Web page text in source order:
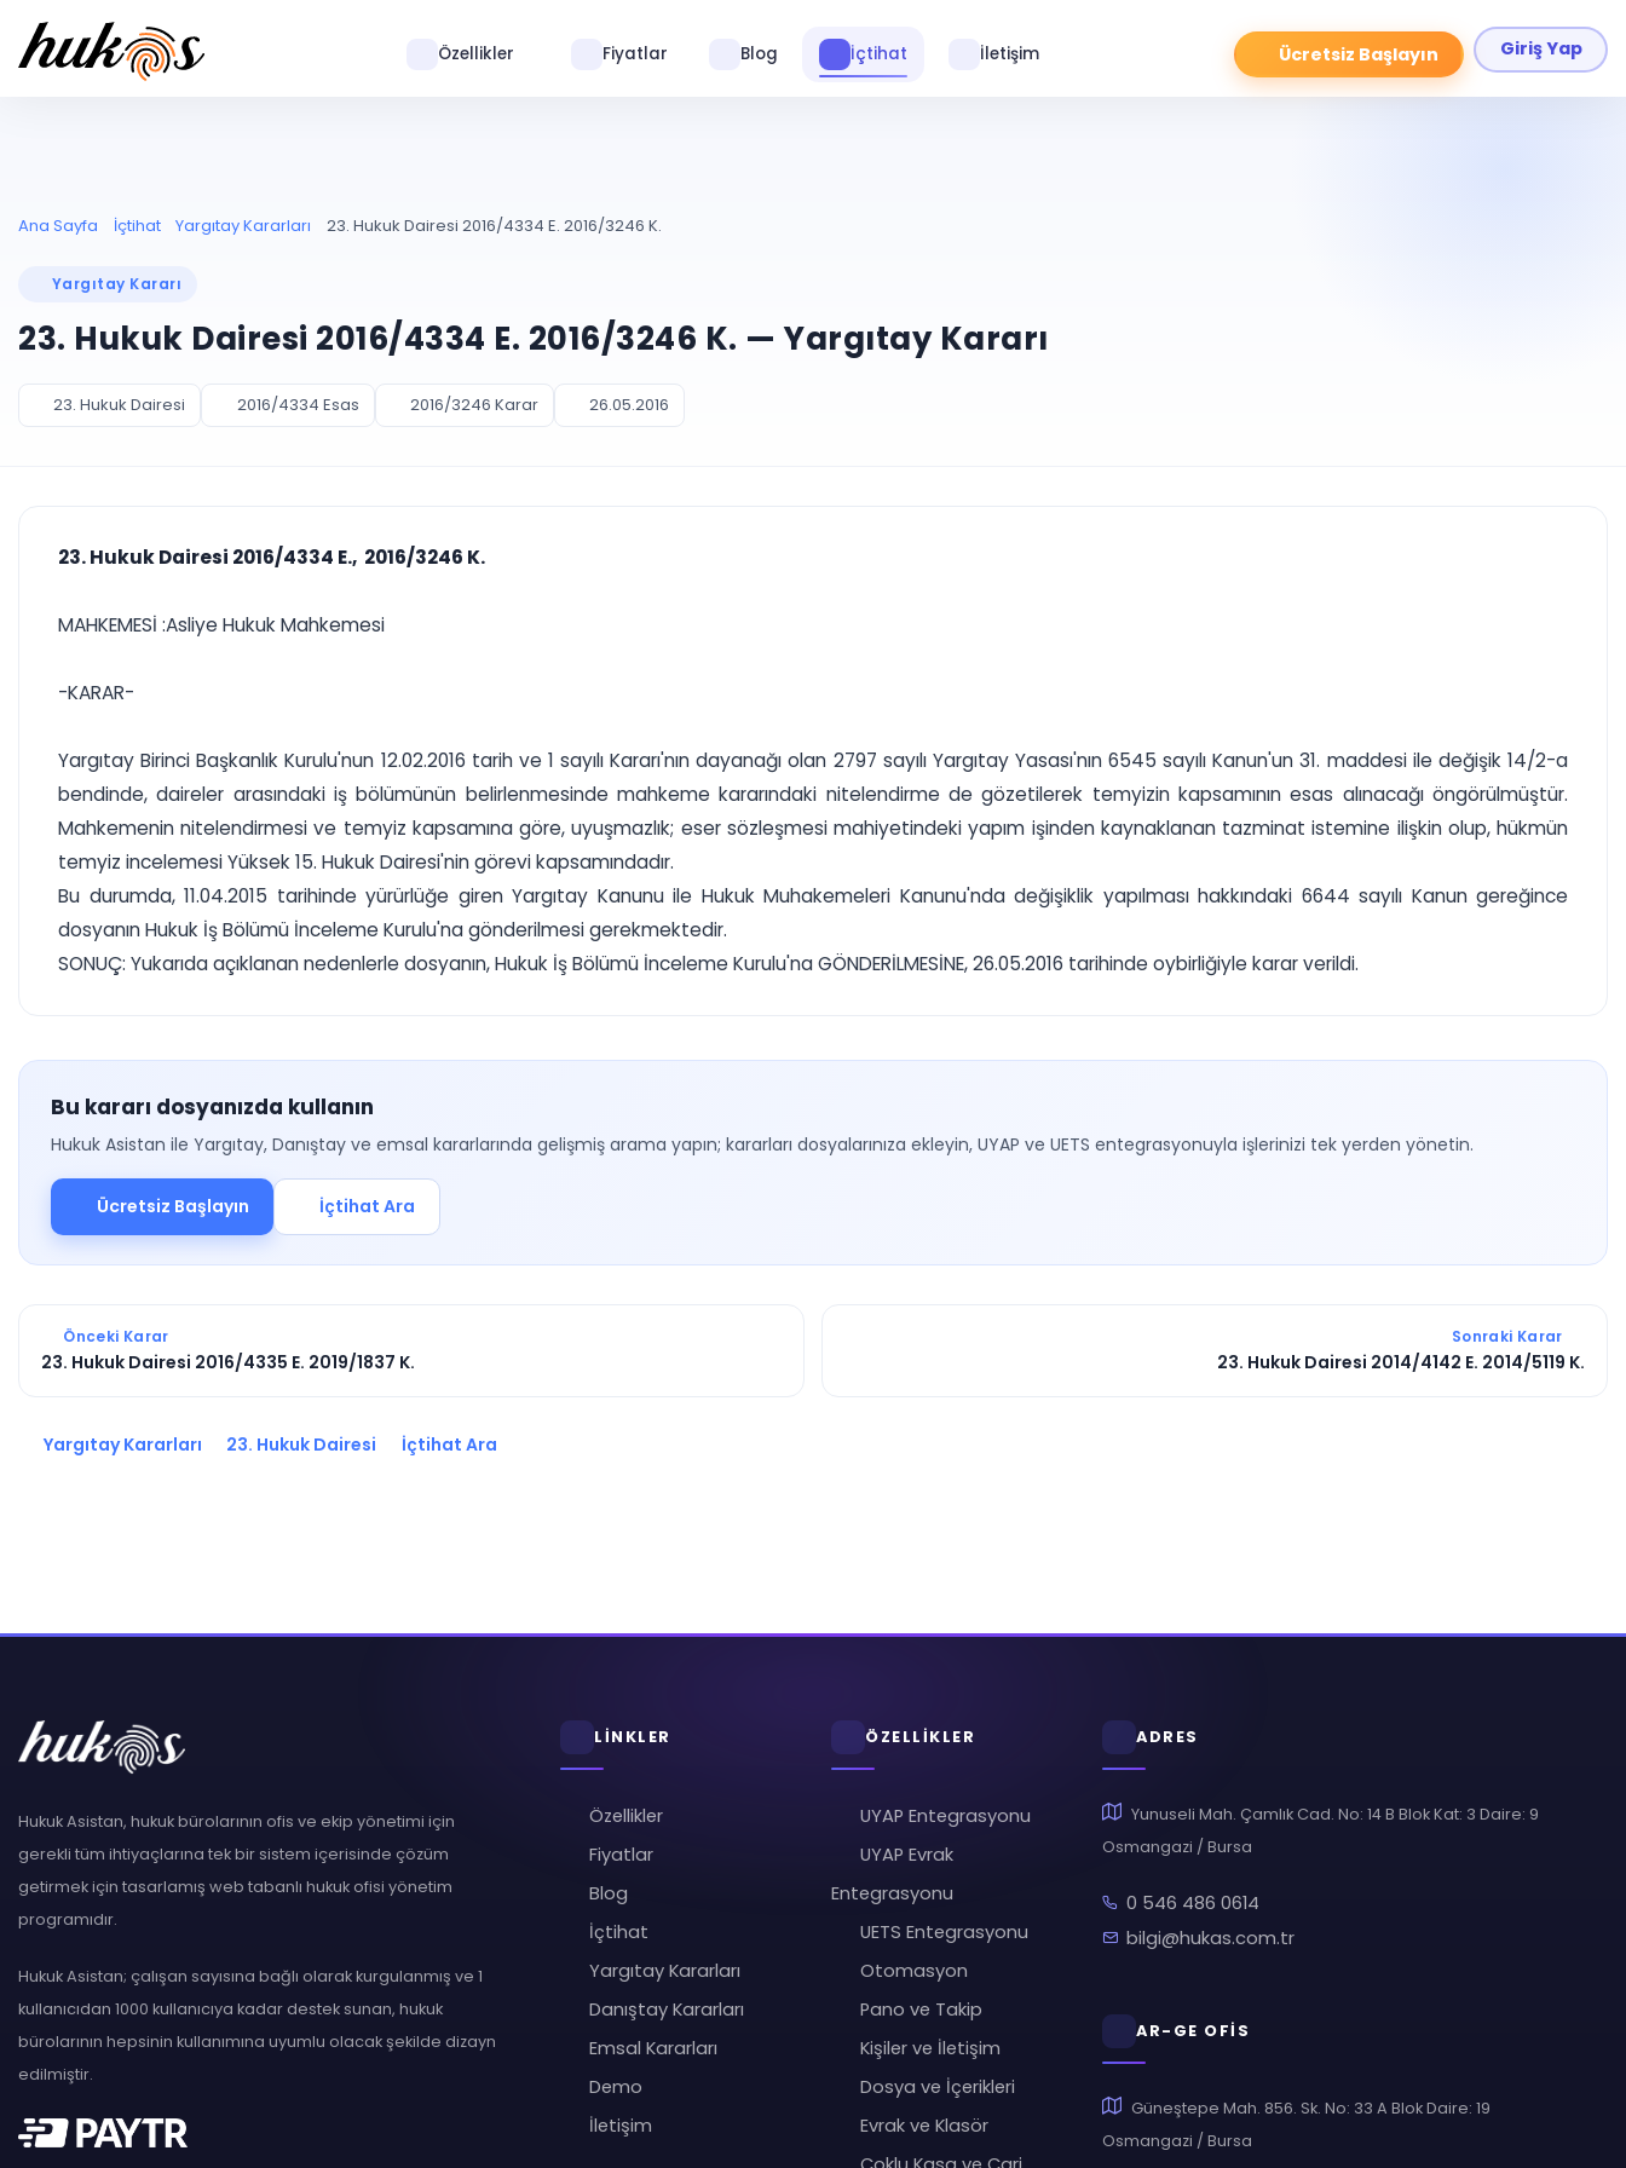
Ücretsiz Başlayın Giriş Yap
Özellikler Fiyatlar Blog İçtihat İletişim
Ana Sayfa İçtihat Yargıtay Kararları 23. Hukuk Dairesi 2016/4334 E. 2016/3246 K.
Yargıtay Kararı
23. Hukuk Dairesi 2016/4334 E. 2016/3246 K. — Yargıtay Kararı
23. Hukuk Dairesi 2016/4334 Esas 2016/3246 Karar 26.05.2016
23. Hukuk Dairesi 2016/4334 E., 2016/3246 K.
MAHKEMESİ :Asliye Hukuk Mahkemesi
-KARAR-
Yargıtay Birinci Başkanlık Kurulu'nun 12.02.2016 tarih ve 1 sayılı Kararı'nın dayanağı olan 2797 sayılı Yargıtay Yasası'nın 6545 sayılı Kanun'un 31. maddesi ile değişik 14/2-a
bendinde, daireler arasındaki iş bölümünün belirlenmesinde mahkeme kararındaki nitelendirme de gözetilerek temyizin kapsamının esas alınacağı öngörülmüştür.
Mahkemenin nitelendirmesi ve temyiz kapsamına göre, uyuşmazlık; eser sözleşmesi mahiyetindeki yapım işinden kaynaklanan tazminat istemine ilişkin olup, hükmün
temyiz incelemesi Yüksek 15. Hukuk Dairesi'nin görevi kapsamındadır.
Bu durumda, 11.04.2015 tarihinde yürürlüğe giren Yargıtay Kanunu ile Hukuk Muhakemeleri Kanunu'nda değişiklik yapılması hakkındaki 6644 sayılı Kanun gereğince
dosyanın Hukuk İş Bölümü İnceleme Kurulu'na gönderilmesi gerekmektedir.
SONUÇ: Yukarıda açıklanan nedenlerle dosyanın, Hukuk İş Bölümü İnceleme Kurulu'na GÖNDERİLMESİNE, 26.05.2016 tarihinde oybirliğiyle karar verildi.
Bu kararı dosyanızda kullanın
Hukuk Asistan ile Yargıtay, Danıştay ve emsal kararlarında gelişmiş arama yapın; kararları dosyalarınıza ekleyin, UYAP ve UETS entegrasyonuyla işlerinizi tek yerden yönetin.
Ücretsiz Başlayın İçtihat Ara
Önceki Karar
23. Hukuk Dairesi 2016/4335 E. 2019/1837 K.
Sonraki Karar
23. Hukuk Dairesi 2014/4142 E. 2014/5119 K.
Yargıtay Kararları 23. Hukuk Dairesi İçtihat Ara
Hukuk Asistan, hukuk bürolarının ofis ve ekip yönetimi için
gerekli tüm ihtiyaçlarına tek bir sistem içerisinde çözüm
getirmek için tasarlamış web tabanlı hukuk ofisi yönetim
programıdır.
Hukuk Asistan; çalışan sayısına bağlı olarak kurgulanmış ve 1
kullanıcıdan 1000 kullanıcıya kadar destek sunan, hukuk
bürolarının hepsinin kullanımına uyumlu olacak şekilde dizayn
edilmiştir.
LİNKLER
Özellikler
Fiyatlar
Blog
İçtihat
Yargıtay Kararları
Danıştay Kararları
Emsal Kararları
Demo
İletişim
ÖZELLİKLER
UYAP Entegrasyonu
UYAP Evrak
Entegrasyonu
UETS Entegrasyonu
Otomasyon
Pano ve Takip
Kişiler ve İletişim
Dosya ve İçerikleri
Evrak ve Klasör
ADRES
Yunuseli Mah. Çamlık Cad. No: 14 B Blok Kat: 3 Daire: 9
Osmangazi / Bursa
0 546 486 0614
bilgi@hukas.com.tr
AR-GE OFİS
Güneştepe Mah. 856. Sk. No: 33 A Blok Daire: 19
Osmangazi / Bursa